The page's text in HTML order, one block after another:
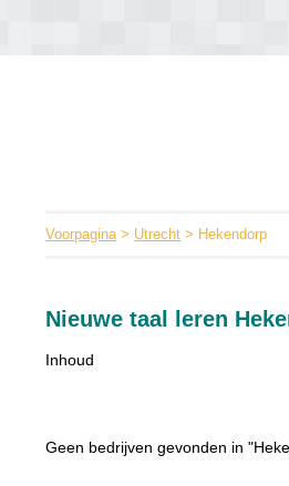
Voorpagina> Utrecht > Hekendorp
Nieuwe taal leren
Inhoud
Geen bedrijven gevonden in